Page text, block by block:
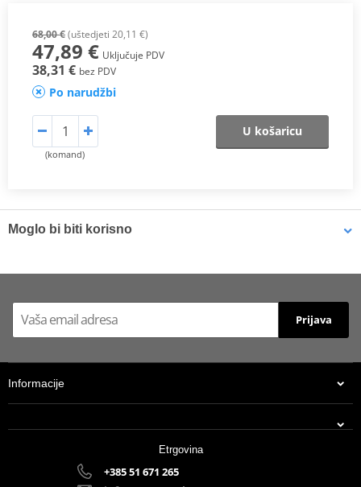
68,00 €(uštedjeti 20,11 €)
47,89 € Uključuje PDV
38,31 € bez PDV
Po narudžbi
(komand)
U košaricu
Moglo bi biti korisno
ml (ideal for workshops)
Prijava
Informacije
Etrgovina
+385 51 671 265